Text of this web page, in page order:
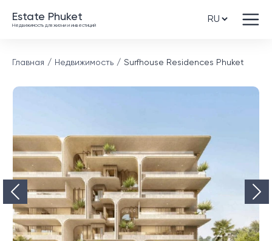
Estate Phuket
Недвижимость для жизни и инвестиций
Главная Недвижимость Surfhouse Residences Phuket